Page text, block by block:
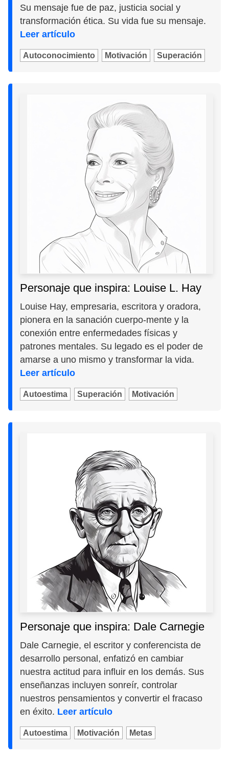
Su mensaje fue de paz, justicia social y
transformación ética. Su vida fue su mensaje.
Leer artículo
Autoconocimiento Motivación Superación
Personaje que inspira: Louise L. Hay
Louise Hay, empresaria, escritora y oradora,
pionera en la sanación cuerpo-mente y la
conexión entre enfermedades físicas y
patrones mentales. Su legado es el poder de
amarse a uno mismo y transformar la vida.
Leer artículo
Autoestima Superación Motivación
Personaje que inspira: Dale Carnegie
Dale Carnegie, el escritor y conferencista de
desarrollo personal, enfatizó en cambiar
nuestra actitud para influir en los demás. Sus
enseñanzas incluyen sonreír, controlar
nuestros pensamientos y convertir el fracaso
en éxito. Leer artículo
Autoestima Motivación Metas